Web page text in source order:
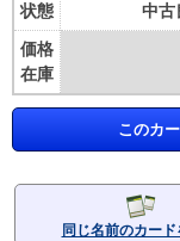
状態
価格
在庫
中古
このカ
同じ名前のカード